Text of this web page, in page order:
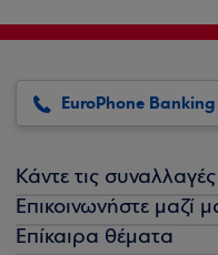
EuroPhone
Κάντε τις
Επικοινωνήστε μαζί
Επίκαιρα θέματα